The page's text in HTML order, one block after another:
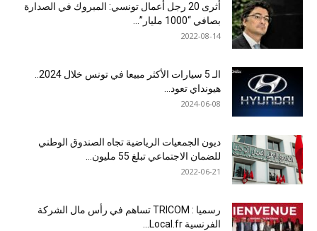
أثرى 20 رجل أعمال تونسي: المبروك في الصدارة
بصافي “1000 مليار”...
2022-08-14
هيونداي تعود...
2024-06-08
ديون الجمعيات الرياضية تجاه الصندوق الوطني
للضمان الاجتماعي تبلغ 55 مليون...
2022-06-21
رسميا : TRICOM تساهم في رأس مال الشركة
الفرنسية Local.fr...